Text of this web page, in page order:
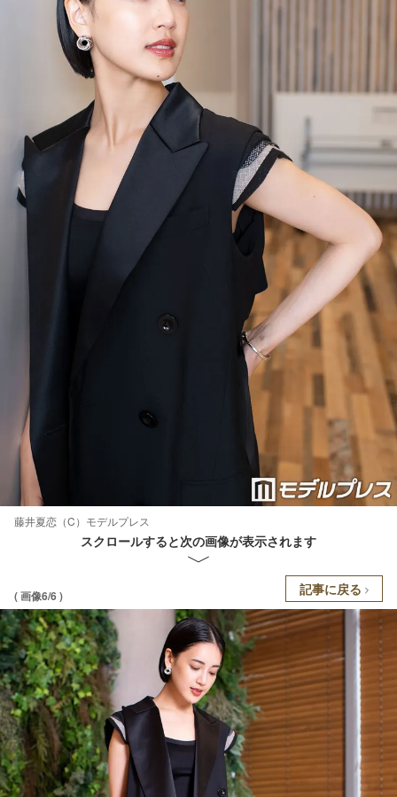
藤井夏恋（C）モデルプレス
スクロールすると次の画像が表示されます
( 画像6/6 ) 記事に戻る